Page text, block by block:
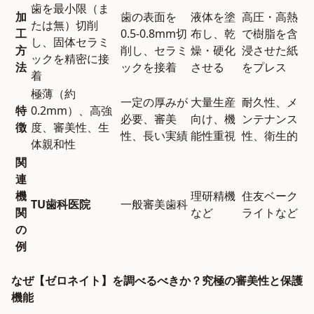
加
工
方
法
歯を最小限（ま
たは無）切削
し、固体セラミ
ックを精密に接
着
歯の表面を
0.5-0.8mm切
削し、セラミ
ックを接着
液体を塗
布し、乾
燥・硬化
させる
高圧・高熱
で樹脂を含
浸させた紙
をプレス
特
徴
極薄（約
0.2mm）、高強
度、審美性、生
体親和性
一定の厚みが
必要、審美
性、長い実績
大量生産
向け、機
能性重視
耐久性、メ
ンテナンス
性、衛生的
関
連
機
関
の
例
TU歯科医院 一般審美歯科
理研精機
など
住友ベーク
ライトなど
なぜ【ゼロネイト】を調べるべきか？究極の審美性と保護
機能